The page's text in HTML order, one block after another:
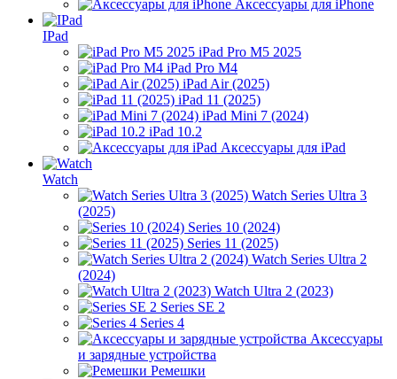
Аксессуары для iPhone
IPad
iPad Pro M5 2025
iPad Pro M4
iPad Air (2025)
iPad 11 (2025)
iPad Mini 7 (2024)
iPad 10.2
Аксессуары для iPad
Watch
Watch Series Ultra 3
(2025)
Series 10 (2024)
Series 11 (2025)
Watch Series Ultra 2
(2024)
Watch Ultra 2 (2023)
Series SE 2
Series 4
Аксессуары
и зарядные устройства
Ремешки